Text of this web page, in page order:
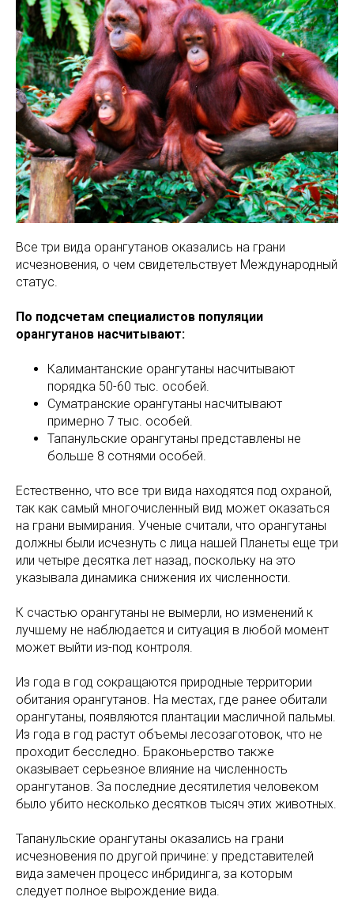
Все три вида орангутанов оказались на грани
исчезновения, о чем свидетельствует Международный
статус.
По подсчетам специалистов популяции
орангутанов насчитывают:
Калимантанские орангутаны насчитывают
порядка 50-60 тыс. особей.
Суматранские орангутаны насчитывают
примерно 7 тыс. особей.
Тапанульские орангутаны представлены не
больше 8 сотнями особей.
Естественно, что все три вида находятся под охраной,
так как самый многочисленный вид может оказаться
на грани вымирания. Ученые считали, что орангутаны
должны были исчезнуть с лица нашей Планеты еще три
или четыре десятка лет назад, поскольку на это
указывала динамика снижения их численности.
К счастью орангутаны не вымерли, но изменений к
лучшему не наблюдается и ситуация в любой момент
может выйти из-под контроля.
Из года в год сокращаются природные территории
обитания орангутанов. На местах, где ранее обитали
орангутаны, появляются плантации масличной пальмы.
Из года в год растут объемы лесозаготовок, что не
проходит бесследно. Браконьерство также
оказывает серьезное влияние на численность
орангутанов. За последние десятилетия человеком
было убито несколько десятков тысяч этих животных.
Тапанульские орангутаны оказались на грани
исчезновения по другой причине: у представителей
вида замечен процесс инбридинга, за которым
следует полное вырождение вида.